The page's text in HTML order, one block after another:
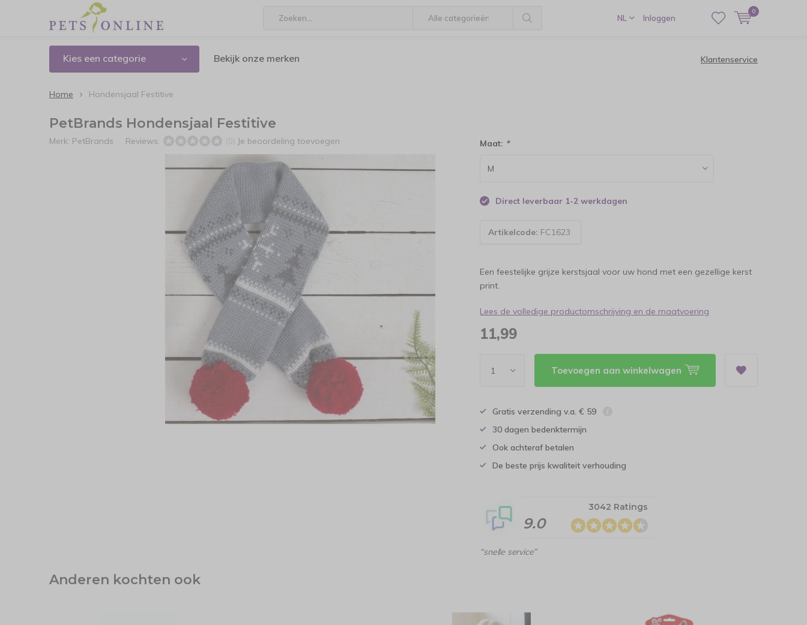
NL Inloggen
0
Kies een categorie Bekijk onze merken Klantenservice
Home Hondensjaal Festitive
PetBrands Hondensjaal Festitive
Merk: PetBrands Reviews: (0) Je beoordeling toevoegen Maat: *
Direct leverbaar 1-2 werkdagen
Artikelcode: FC1623
Een feestelijke grijze kerstsjaal voor uw hond met een gezellige kerst
print.
Lees de volledige productomschrijving en de maatvoering
11,99
Toevoegen aan winkelwagen
Gratis verzending v.a. € 59
30 dagen bedenktermijn
Ook achteraf betalen
De beste prijs kwaliteit verhouding
9.0
3042 Ratings
“snelle service”
Anderen kochten ook